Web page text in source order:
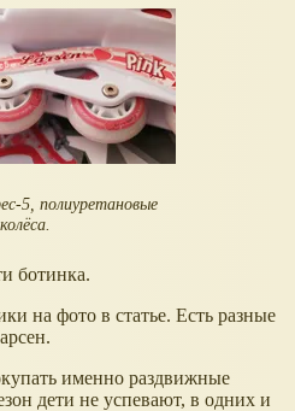
5, полиуретановые
колёса.
ботинка.
на фото в статье. Есть разные
именно раздвижные
дети не успевают, в одних и